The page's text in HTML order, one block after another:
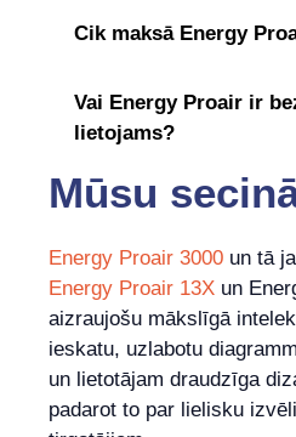
Cik maksā Energy
Vai Energy Proair ir
lietojams?
Mūsu
Energy Proair 3000 un tā
Energy Proair 13X un
aizraujošu mākslīgā
ieskatu, uzlabotu
un lietotājam draudzīga
padarot to par lielisku